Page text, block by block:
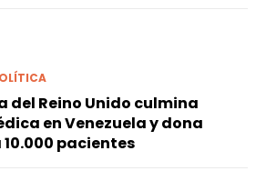
del Reino Unido culmina
en Venezuela y dona
pacientes